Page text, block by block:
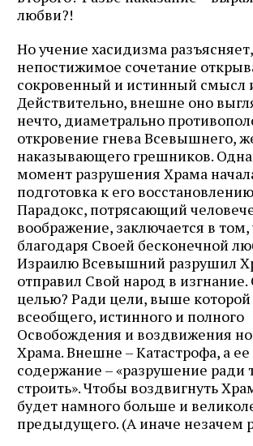
любви?!
Но учение хасидизма
непостижимое сочетание
сокровенный и истинный смысл
Действительно, внешне оно
нечто, диаметрально
откровение гнева Всевышнего,
наказывающего грешников.
момент разрушения Храма
подготовка к его
Парадокс, потрясающий
воображение, заключается в
благодаря Своей бесконечной
Израилю Всевышний разрушил
отправил Свой народ в изгнание.
целью? Ради цели, выше которой
всеобщего, истинного и полного
Освобождения и воздвижения
Храма. Внешне – Катастрофа, а
содержание – «разрушение ради
строить». Чтобы воздвигнуть
будет намного больше и
предыдущего. (А иначе незачем